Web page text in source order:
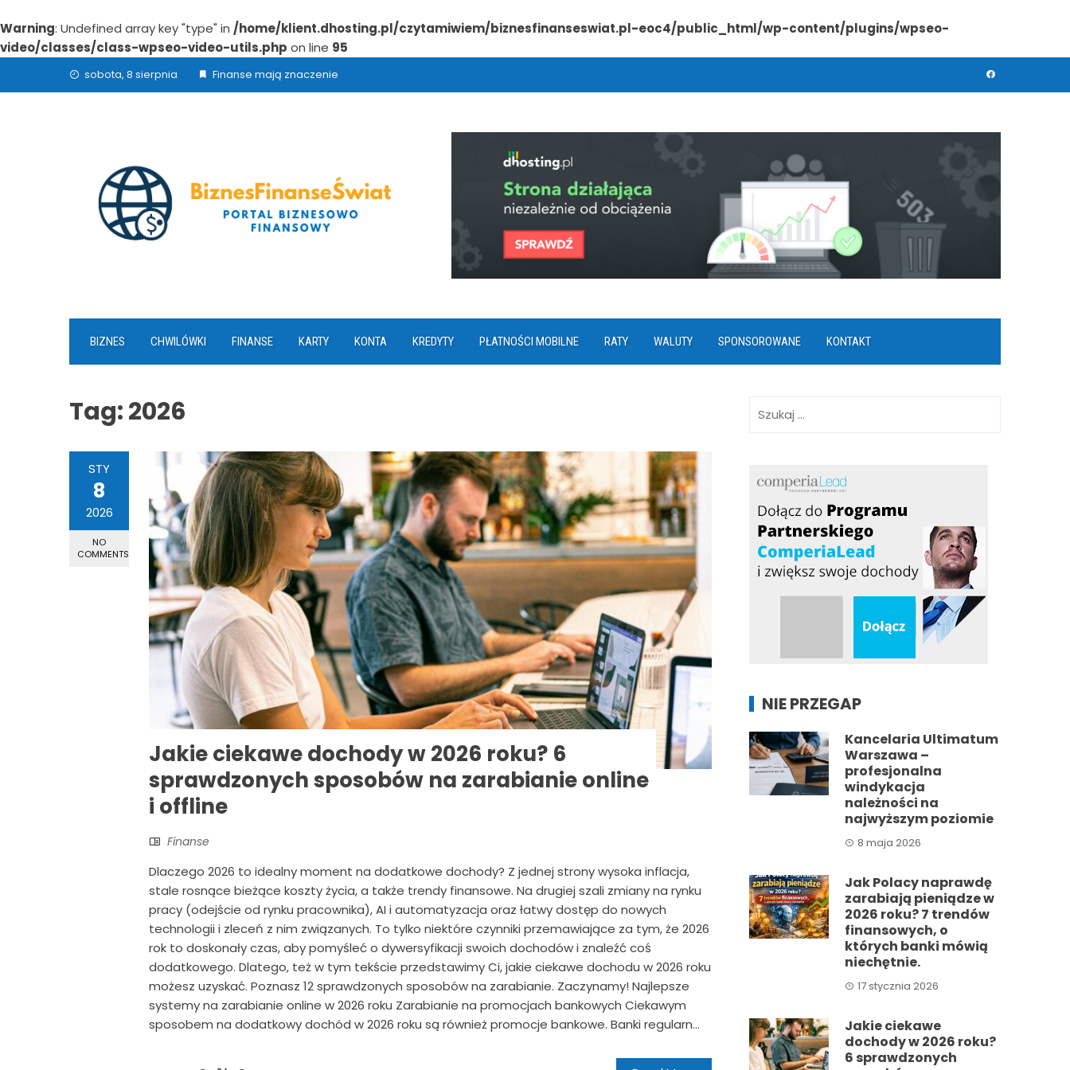
Warning: Undefined array key "type" in /home/klient.dhosting.pl/czytamiwiem/biznesfinanseswiat.pl-eoc4/public_html/wp-content/plugins/wpseo-
video/classes/class-wpseo-video-utils.php on line 95
sobota, 8 sierpnia Finanse mają znaczenie
BIZNES CHWILÓWKI FINANSE KARTY KONTA KREDYTY PŁATNOŚCI MOBILNE RATY WALUTY SPONSOROWANE KONTAKT
Tag:2026
STY
8
2026
NO
COMMENTS
Jakie ciekawe dochody w 2026 roku? 6
sprawdzonych sposobów na zarabianie online
i offline
Finanse
Dlaczego 2026 to idealny moment na dodatkowe dochody? Z jednej strony wysoka inflacja,
stale rosnące bieżące koszty życia, a także trendy finansowe. Na drugiej szali zmiany na rynku
pracy (odejście od rynku pracownika), AI i automatyzacja oraz łatwy dostęp do nowych
technologii i zleceń z nim związanych. To tylko niektóre czynniki przemawiające za tym, że 2026
rok to doskonały czas, aby pomyśleć o dywersyfikacji swoich dochodów i znaleźć coś
dodatkowego. Dlatego, też w tym tekście przedstawimy Ci, jakie ciekawe dochodu w 2026 roku
możesz uzyskać. Poznasz 12 sprawdzonych sposobów na zarabianie. Zaczynamy! Najlepsze
systemy na zarabianie online w 2026 roku Zarabianie na promocjach bankowych Ciekawym
sposobem na dodatkowy dochód w 2026 roku są również promocje bankowe. Banki regularn...
NIE PRZEGAP
Kancelaria Ultimatum
Warszawa –
profesjonalna
windykacja
należności na
najwyższym poziomie
8 maja 2026
Jak Polacy naprawdę
zarabiają pieniądze w
2026 roku? 7 trendów
finansowych, o
których banki mówią
niechętnie.
17 stycznia 2026
Jakie ciekawe
dochody w 2026 roku?
6 sprawdzonych